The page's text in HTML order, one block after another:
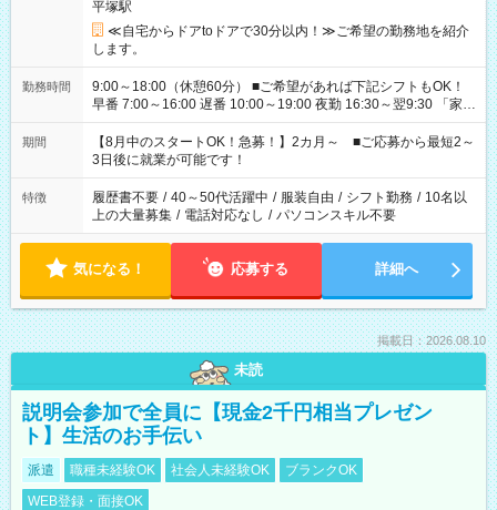
平塚駅
≪自宅からドアtoドアで30分以内！≫ご希望の勤務地を紹介
します。
勤務時間
9:00～18:00（休憩60分） ■ご希望があれば下記シフトもOK！
早番 7:00～16:00 遅番 10:00～19:00 夜勤 16:30～翌9:30 「家族
と休みを合わせたい」 「余裕を持って夕飯の準備がしたい」
「できれば残業はしたくない」 など、ご希望を教えてください
ね。 ※Wワーク希望の方へ 今ご覧のお仕事で希望する勤務時間
と、もう1つのお仕事の勤務時間。 合計で週40時間を超える場
合は応募できません。
期間
【8月中のスタートOK！急募！】2カ月～ ■ご応募から最短2～
3日後に就業が可能です！
特徴 履歴書不要 / 40～50代活躍中 / 服装自由 / シフト勤務 / 10名以
上の大量募集 / 電話対応なし / パソコンスキル不要
気になる！ 応募する 詳細へ
掲載日：2026.08.10
未読
説明会参加で全員に【現金2千円相当プレゼン
ト】生活のお手伝い
派遣 職種未経験OK 社会人未経験OK
ブランクOK
WEB登録・面接OK